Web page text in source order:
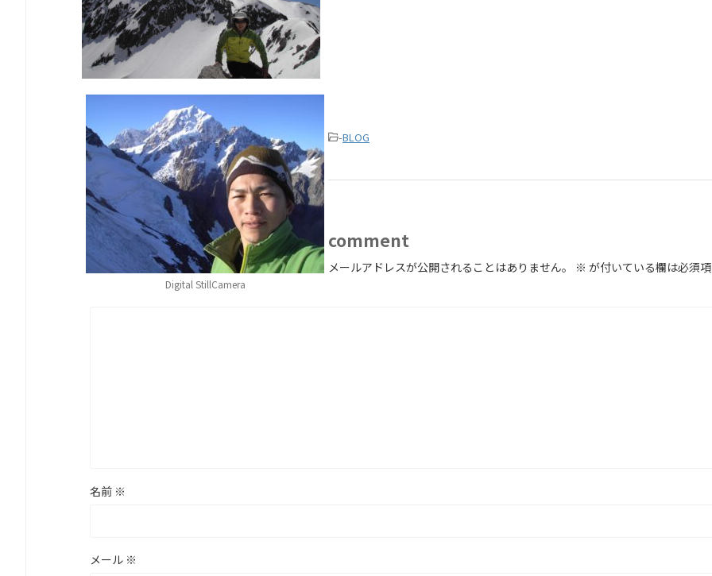
Digital StillCamera
-BLOG
comment
メールアドレスが公開されることはありません。 ※ が付いている欄は必須
名前 ※
メール ※